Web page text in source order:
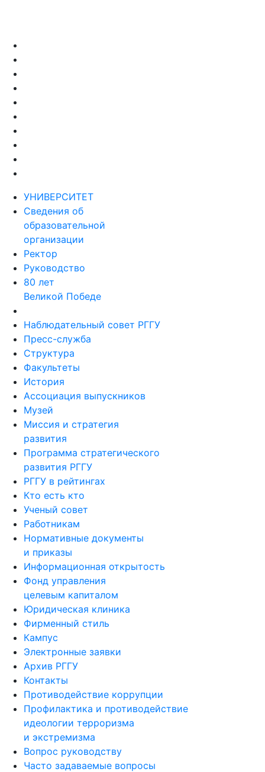
УНИВЕРСИТЕТ
Сведения об
образовательной
организации
Ректор
Руководство
80 лет
Великой Победе
Наблюдательный совет РГГУ
Пресс-служба
Структура
Факультеты
История
Ассоциация выпускников
Музей
Миссия и стратегия
развития
Программа стратегического
развития РГГУ
РГГУ в рейтингах
Кто есть кто
Ученый совет
Работникам
Нормативные документы
и приказы
Информационная открытость
Фонд управления
целевым капиталом
Юридическая клиника
Фирменный стиль
Кампус
Электронные заявки
Архив РГГУ
Контакты
Противодействие коррупции
Профилактика и противодействие
идеологии терроризма
и экстремизма
Вопрос руководству
Часто задаваемые вопросы